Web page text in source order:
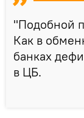
"Подобной
Как в
банках
в ЦБ.